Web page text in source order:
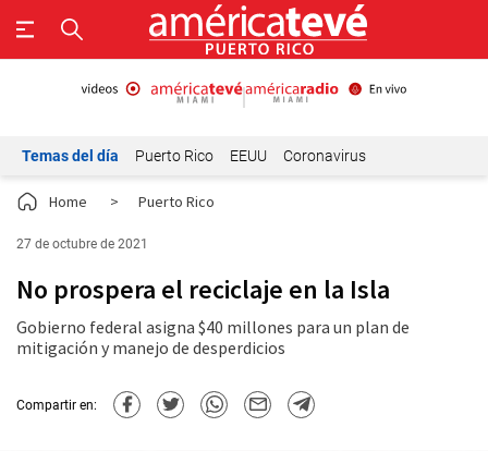
Temas del día Puerto Rico EEUU Coronavirus
Home > Puerto Rico
27 de octubre de 2021
No prospera el reciclaje en la Isla
Gobierno federal asigna $40 millones para un plan de
mitigación y manejo de desperdicios
Compartir en: